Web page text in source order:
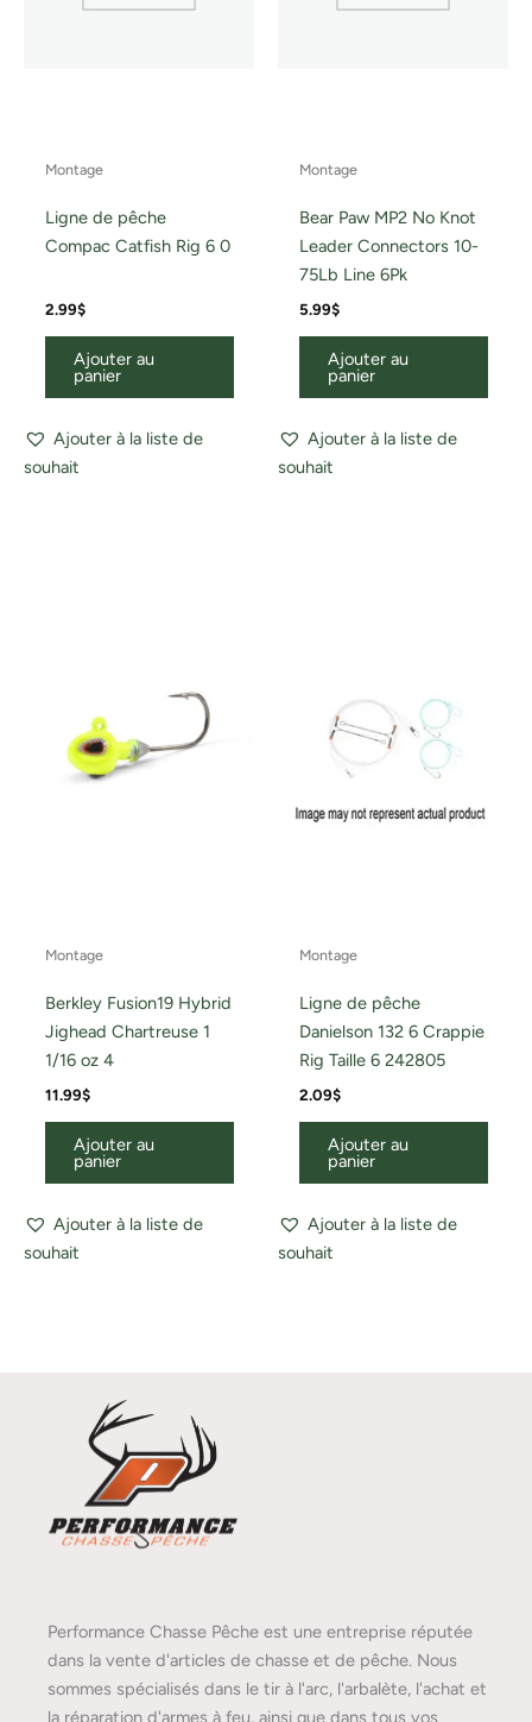
Montage
Ligne de pêche
Compac Catfish Rig 6 0
2.99$
Ajouter au
panier
Ajouter à la liste de
souhait
Montage
Bear Paw MP2 No Knot
Leader Connectors 10-
75Lb Line 6Pk
5.99$
Ajouter au
panier
Ajouter à la liste de
souhait
Montage
Berkley Fusion19 Hybrid
Jighead Chartreuse 1
1/16 oz 4
11.99$
Ajouter au
panier
Ajouter à la liste de
souhait
Montage
Ligne de pêche
Danielson 132 6 Crappie
Rig Taille 6 242805
2.09$
Ajouter au
panier
Ajouter à la liste de
souhait
Performance Chasse Pêche est une entreprise réputée
dans la vente d'articles de chasse et de pêche. Nous
sommes spécialisés dans le tir à l'arc, l'arbalète, l'achat et